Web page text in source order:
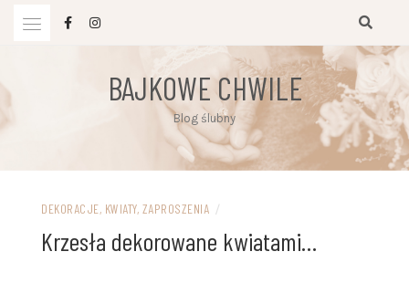
BAJKOWE CHWILE
Blog ślubny
DEKORACJE, KWIATY, ZAPROSZENIA /
Krzesła dekorowane kwiatami…